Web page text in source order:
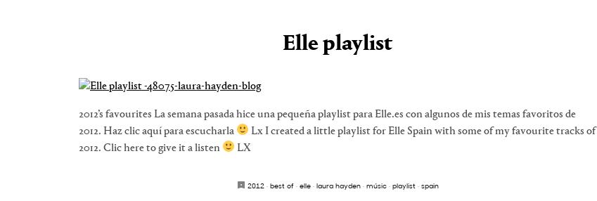
Elle playlist
2012’s favourites La semana pasada hice una pequeña playlist para Elle.es con algunos de mis temas favoritos de
2012. Haz clic aquí para escucharla
Lx I created a little playlist for Elle Spain with some of my favourite tracks of
2012. Clic here to give it a listen
LX
2012· best of· elle· laura hayden· músic· playlist· spain